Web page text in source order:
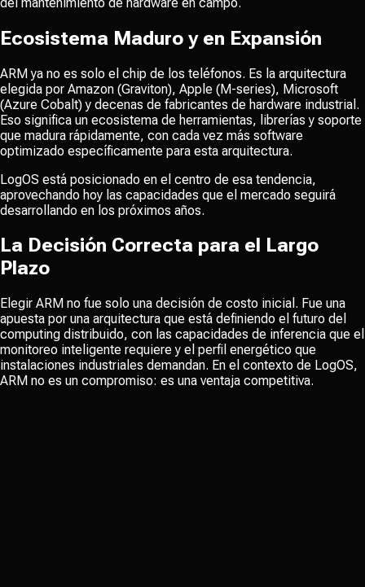
Ecosistema Maduro y en Expansión
ARM ya no es solo el chip de los teléfonos. Es la arquitectura
elegida por Amazon (Graviton), Apple (M-series), Microsoft
(Azure Cobalt) y decenas de fabricantes de hardware industrial.
Eso significa un ecosistema de herramientas, librerías y soporte
que madura rápidamente, con cada vez más software
optimizado específicamente para esta arquitectura.
LogOS está posicionado en el centro de esa tendencia,
aprovechando hoy las capacidades que el mercado seguirá
desarrollando en los próximos años.
La Decisión Correcta para el Largo
Plazo
Elegir ARM no fue solo una decisión de costo inicial. Fue una
apuesta por una arquitectura que está definiendo el futuro del
computing distribuido, con las capacidades de inferencia que el
monitoreo inteligente requiere y el perfil energético que
instalaciones industriales demandan. En el contexto de LogOS,
ARM no es un compromiso: es una ventaja competitiva.